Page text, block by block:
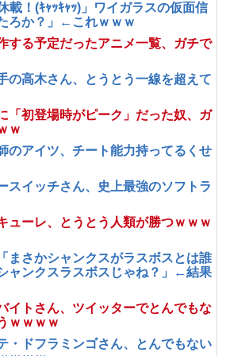
載！(ｷｬｯｷｬｯ)」ワイガラスの仮面信
ろか？」←これｗｗｗ
する予定だったアニメ一覧、ガチで
の高木さん、とうとう一線を超えて
「初登場時がピーク」だった奴、ガ
ｗ
のアイツ、チート能力持ってるくせ
スイッチさん、史上最強のソフトラ
ューレ、とうとう人類が勝つｗｗｗ
まさかシャンクスがラスボスとは誰
ャンクスラスボスじゃね？」←結果
イトさん、ツイッターでとんでもな
ｗｗｗｗ
・ドフラミンゴさん、とんでもない